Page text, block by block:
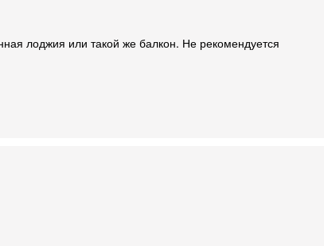
лоджия или такой же балкон. Не рекомендуется